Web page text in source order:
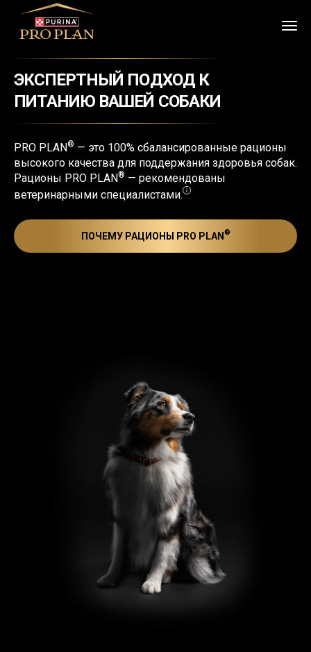
ЭКСПЕРТНЫЙ ПОДХОД К
ПИТАНИЮ ВАШЕЙ СОБАКИ
PRO PLAN® — это 100% сбалансированные рационы
высокого качества для поддержания здоровья собак.
Рационы PRO PLAN® — рекомендованы
ветеринарными специалистами.
ПОЧЕМУ РАЦИОНЫ PRO PLAN ®